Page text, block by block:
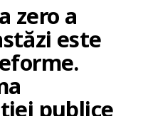
zero a
este
publice